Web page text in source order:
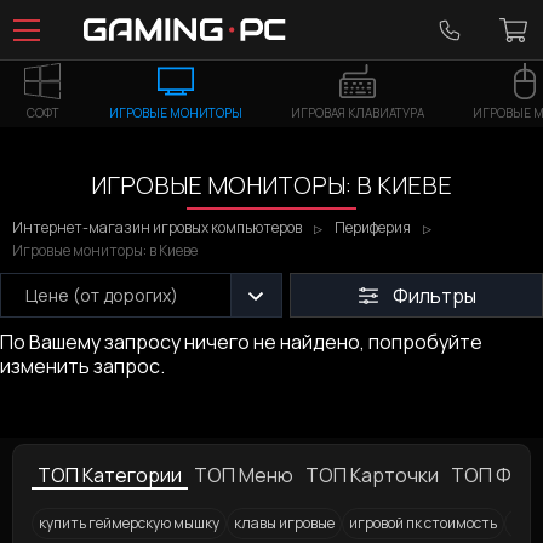
СОФТ ИГРОВЫЕ МОНИТОРЫ ИГРОВАЯ КЛАВИАТУРА ИГРОВЫЕ
ИГРОВЫЕ МОНИТОРЫ: В КИЕВЕ
Интернет-магазин игровых компьютеров
Периферия
Игровые мониторы: в Киеве
Цене (от дорогих)
Фильтры
По Вашему запросу ничего не найдено, попробуйте
изменить запрос.
ТОП Категории ТОП Меню ТОП Карточки ТОП
купить геймерскую мышку клавы игровые игровой пк стоимость